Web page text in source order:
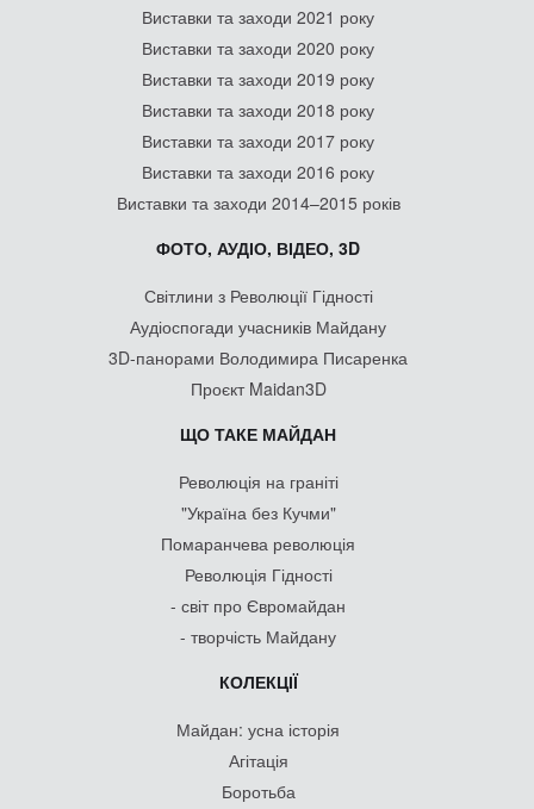
Виставки та заходи 2021 року
Виставки та заходи 2020 року
Виставки та заходи 2019 року
Виставки та заходи 2018 року
Виставки та заходи 2017 року
Виставки та заходи 2016 року
Виставки та заходи 2014–2015 років
ФОТО, АУДІО, ВІДЕО, 3D
Світлини з Революції Гідності
Аудіоспогади учасників Майдану
3D-панорами Володимира Писаренка
Проєкт Maidan3D
ЩО ТАКЕ МАЙДАН
Революція на граніті
"Україна без Кучми"
Помаранчева революція
Революція Гідності
- світ про Євромайдан
- творчість Майдану
КОЛЕКЦІЇ
Майдан: усна історія
Агітація
Боротьба